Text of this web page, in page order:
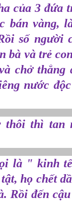
của 3 đứa
bán vàng,
số người
bà và trẻ
chở
nước
thôi thì tan
là " kinh
họ chết
Rồi đến